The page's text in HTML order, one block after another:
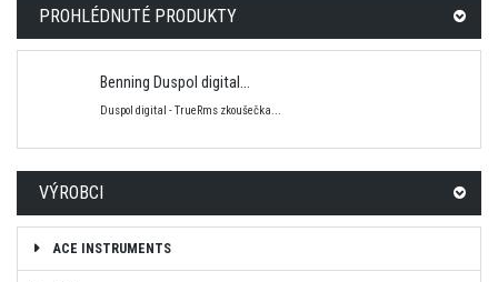
PROHLÉDNUTÉ PRODUKTY
Benning Duspol digital...
Duspol digital - TrueRms zkoušečka...
VÝROBCI
ACE INSTRUMENTS